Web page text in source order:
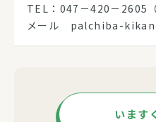
TEL：047－420－2605
メール palchiba-
います